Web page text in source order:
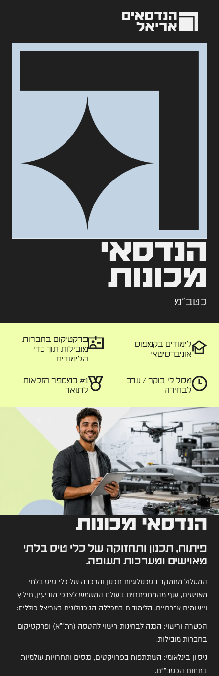
הנדסאי
מכונות
כטב"מ
לימודים בקמפוס
אוניברסיטאי
פרקטיקום בחברות
מובילות תוך כדי
הלימודים
מסלולי בוקר / ערב
לבחירה
#1 במספר
הזכאות
לתואר
הנדסאי מכונות
פיתוח, תכנון ותחזוקה של כלי טיס בלתי
מאוישים ומערכות תעופה.
המסלול מתמקד בטכנולוגיות תכנון והרכבה של כלי טיס בלתי
מאוישים, ענף מהמתפתחים בעולם המשמש לצרכי מודיעין, חילוץ
ויישומים אזרחיים. הלימודים במכללה הטכנולוגית באריאל כוללים:
הכשרה ורישוי: הכנה לבחינות רישוי להטסה (רת""א) ופרקטיקום
בחברות מובילות.
ניסיון בינלאומי: השתתפות בפרויקטים, כנסים ותחרויות עולמיות
בתחום הכטב""ם.